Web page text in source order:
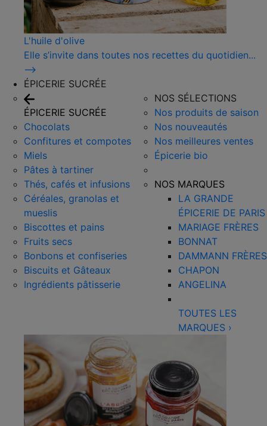
L'huile d'olive
Elle s’invite dans toutes nos recettes du quotidien...
⟶
ÉPICERIE SUCRÉE
ÉPICERIE SUCRÉE
Chocolats
Confitures et compotes
Miels
Pâtes à tartiner
Thés, cafés et infusions
Céréales, granolas et
mueslis
Biscottes et pains
Fruits secs
Bonbons et confiseries
Biscuits et Gâteaux
Ingrédients pâtisserie
NOS SÉLECTIONS
Nos produits de saison
Nos nouveautés
Nos meilleures ventes
Épicerie bio
NOS MARQUES
LA GRANDE
ÉPICERIE DE PARIS
MARIAGE FRÈRES
BONNAT
DAMMANN FRÈRES
CHAPON
ANGELINA
TOUTES LES
MARQUES ›